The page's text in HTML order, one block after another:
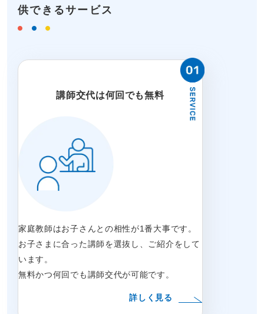
供できるサービス
講師交代は何回でも無料
家庭教師はお子さんとの相性が1番大事です。
お子さまに合った講師を選抜し、ご紹介をして
います。
無料かつ何回でも講師交代が可能です。
詳しく見る